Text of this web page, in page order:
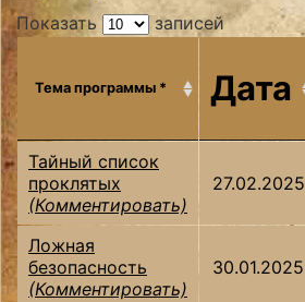
Показать записей
Тема программы * Дата
Тайный список
проклятых
(Комментировать)
27.02.2025
Ложная
безопасность
(Комментировать)
30.01.2025